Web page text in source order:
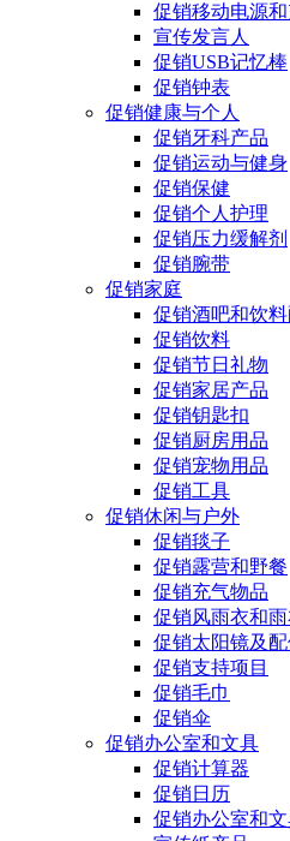
促销移动电源
宣传发言人
促销USB记忆棒
促销钟表
促销健康与个人
促销牙科产品
促销运动与健身
促销保健
促销个人护理
促销压力缓解剂
促销腕带
促销家庭
促销酒吧和饮
促销饮料
促销节日礼物
促销家居产品
促销钥匙扣
促销厨房用品
促销宠物用品
促销工具
促销休闲与户外
促销毯子
促销露营和野餐
促销充气物品
促销风雨衣和雨
促销太阳镜及
促销支持项目
促销毛巾
促销伞
促销办公室和文具
促销计算器
促销日历
促销办公室和